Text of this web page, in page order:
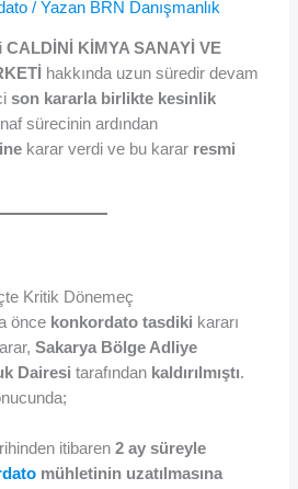
/ Yazan BRN Danışmanlık
CALDİNİ KİMYA SANAYİ VE
hakkında uzun süredir devam
son kararla birlikte kesinlik
sürecinin ardından
karar verdi ve bu karar resmi
Kritik Dönemeç
önce konkordato tasdiki kararı
Sakarya Bölge Adliye
Dairesi tarafından kaldırılmıştı.
itibaren2 ay süreyle
mühletinin uzatılmasına